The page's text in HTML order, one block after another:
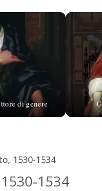
di genere
1530-1534
1534